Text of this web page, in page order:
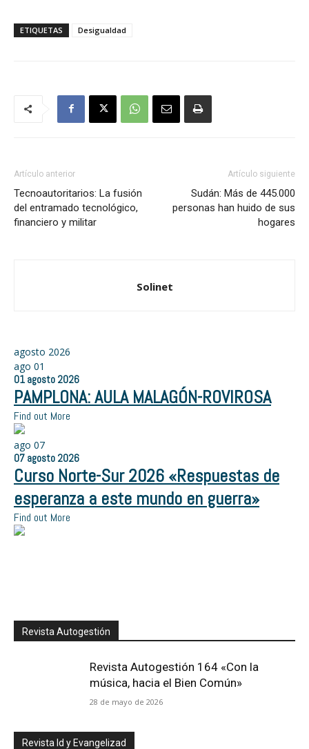
ETIQUETAS Desigualdad
Artículo anterior
Tecnoautoritarios: La fusión
del entramado tecnológico,
financiero y militar
Artículo siguiente
Sudán: Más de 445.000
personas han huido de sus
hogares
Solinet
agosto 2026
ago 01
01 agosto 2026
PAMPLONA: AULA MALAGÓN-ROVIROSA
Find out More
ago 07
07 agosto 2026
Curso Norte-Sur 2026 «Respuestas de
esperanza a este mundo en guerra»
Find out More
Revista Autogestión
Revista Autogestión 164 «Con la
música, hacia el Bien Común»
28 de mayo de 2026
Revista Id y Evangelizad